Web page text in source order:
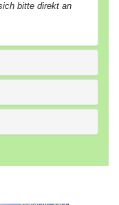
bitte direkt an